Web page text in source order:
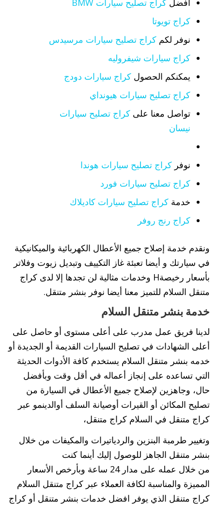
افضل كراج تصليح سيارات BMW
كراج تويوتا
نوفر لكم كراج تصليح سيارات مرسيدس
كراج سيارات شيفروليه
يمكنكم الحصول كراج سيارات دودج
كراج تصليح سيارات هيونداي
تواصل معنا على كراج تصليح سيارات
نيسان
نوفر كراج تصليح سيارات هوندا
كراج تصليح سيارات فورد
خدمة كراج تصليح سيارات كاديلاك
كراج رنج روفر
ونقدم خدمة إصلاح جميع الأعطال الكهربائية والميكانيكية
في سيارتك و أيضا تعبئة غاز التكييف وتبديل زيوت وفلاتر
بأسعار رخيصةH وخدمات مثالية لن تجدها إلا لدى كراج
متنقل السلام للتميز معنا أيضا نوفر بنشر متنقل.
خدمة بنشر متنقل السلام
لدينا فريق عمل مدرب على أعلى مستوى أو حاصل على
أعلى الشهادات في تصليح السيارات القديمة أو الجديدة أو
خدمه بنشر متنقل السلام يستخدم كافة الأدوات الحديثة
التي تساعده على إنجاز أعماله في أقل وقت وبأفضل
حال، وجاهزين لإصلاح جميع الأعطال في السيارة من
تصليح المكائن أو القيرات أوصيانة السلف أوالدينمو عبر
كراج متنقل في السلام كراج متنقل،
وتغيير طرمبة البنزين والردياتيرات والمكيفات من خلال
بنشر متنقل الجاهز للوصول إليك أينما كنت
من خلال عمله على مدار 24 ساعة وبأرخص الأسعار
المميزة والمناسبة لكافة العملاء عبر كراج متنقل السلام
كراج متنقل الذي يوفر افضل خدمات بنشر متنقل أو كراج